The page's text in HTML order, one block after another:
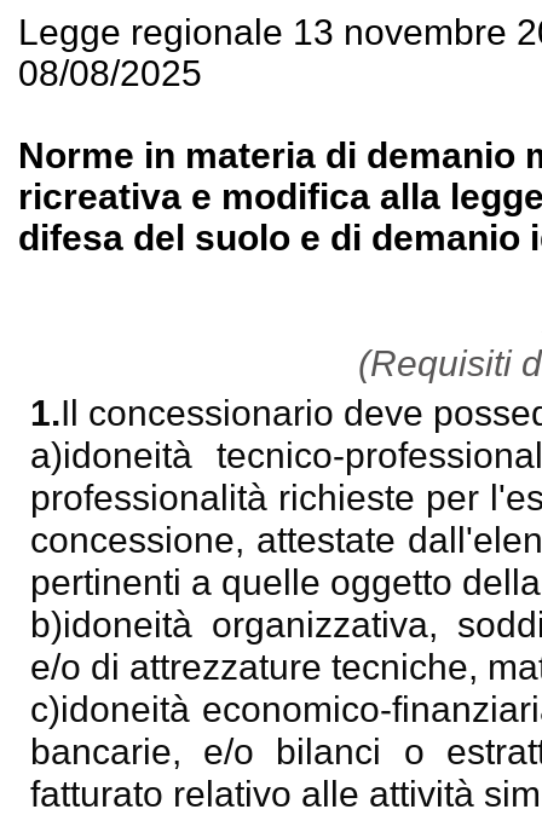
Legge regionale 13 novembre
08/08/2025
Norme in materia di
ricreativa e modifica alla
difesa del suolo e di demanio
(Requisiti
1.Il concessionario deve
a)idoneità tecnico-
professionalità richieste per
concessione, attestate
pertinenti a quelle oggetto
b)idoneità organizzativa,
e/o di attrezzature tecniche,
c)idoneità economico-
bancarie, e/o bilanci o
fatturato relativo alle attività